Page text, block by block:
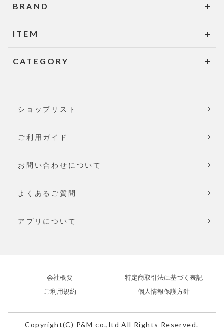
BRAND
ITEM
CATEGORY
ショップリスト
ご利用ガイド
お問い合わせについて
よくあるご質問
アプリについて
会社概要
特定商取引法に基づく表記
ご利用規約
個人情報保護方針
Copyright(C) P&M co.,ltd All Rights Reserved.